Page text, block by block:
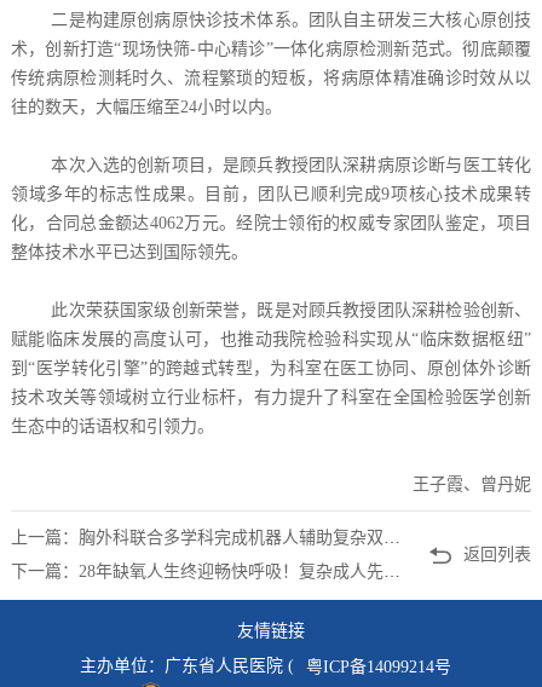
二是构建原创病原快诊技术体系。团队自主研发三大核心原创技
术，创新打造“现场快筛-中心精诊”一体化病原检测新范式。彻底颠覆
传统病原检测耗时久、流程繁琐的短板，将病原体精准确诊时效从以
往的数天，大幅压缩至24小时以内。
本次入选的创新项目，是顾兵教授团队深耕病原诊断与医工转化
领域多年的标志性成果。目前，团队已顺利完成9项核心技术成果转
化，合同总金额达4062万元。经院士领衔的权威专家团队鉴定，项目
整体技术水平已达到国际领先。
此次荣获国家级创新荣誉，既是对顾兵教授团队深耕检验创新、
赋能临床发展的高度认可，也推动我院检验科实现从“临床数据枢纽”
到“医学转化引擎”的跨越式转型，为科室在医工协同、原创体外诊断
技术攻关等领域树立行业标杆，有力提升了科室在全国检验医学创新
生态中的话语权和引领力。
王子霞、曾丹妮
返回列表
上一篇：胸外科联合多学科完成机器人辅助复杂双原发肿瘤根治手术
下一篇：28年缺氧人生终迎畅快呼吸！复杂成人先心病微创诊疗成果在国际学术会分享
友情链接
主办单位：广东省人民医院 (
粤ICP备14099214号